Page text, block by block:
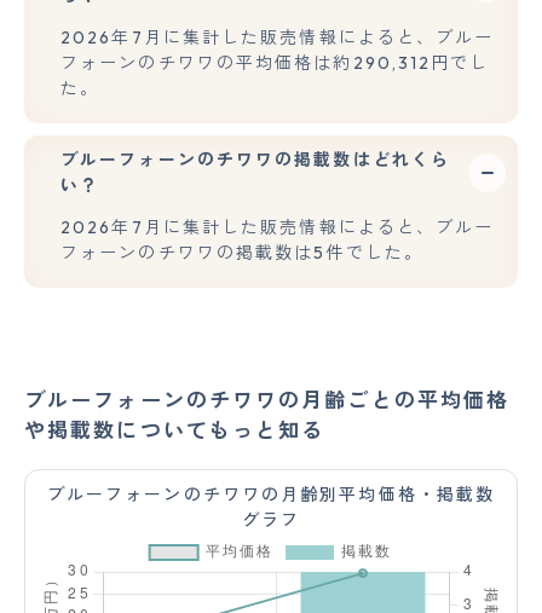
2026年7月に集計した販売情報によると、ブルー
フォーンのチワワの平均価格は約290,312円でし
た。
ブルーフォーンのチワワの掲載数はどれくら
い？
2026年7月に集計した販売情報によると、ブルー
フォーンのチワワの掲載数は5件でした。
ブルーフォーンのチワワの月齢ごとの平均価格
や掲載数についてもっと知る
ブルーフォーンのチワワの月齢別平均価格・掲載数
グラフ